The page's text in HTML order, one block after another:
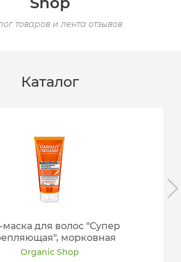
товаров и лента отзывов
Каталог
маска для волос "Супер
морковная
Organic Shop